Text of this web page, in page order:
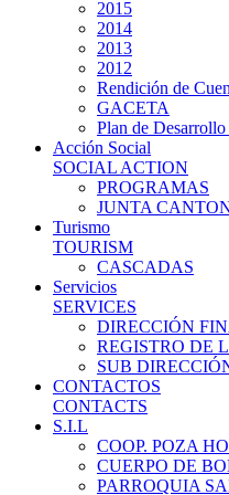
2015
2014
2013
2012
Rendición de
GACETA
Plan de
Acción Social
SOCIAL ACTION
PROGRAMAS
JUNTA
Turismo
TOURISM
CASCADAS
Servicios
SERVICES
DIRECCIÓN
REGISTRO DE
SUB
CONTACTOS
CONTACTS
S.I.L
COOP. POZA
CUERPO DE
PARROQUIA